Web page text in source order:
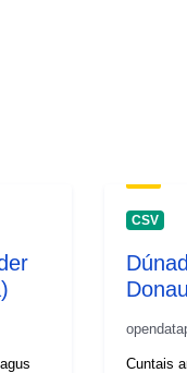
CSV
Cuntais